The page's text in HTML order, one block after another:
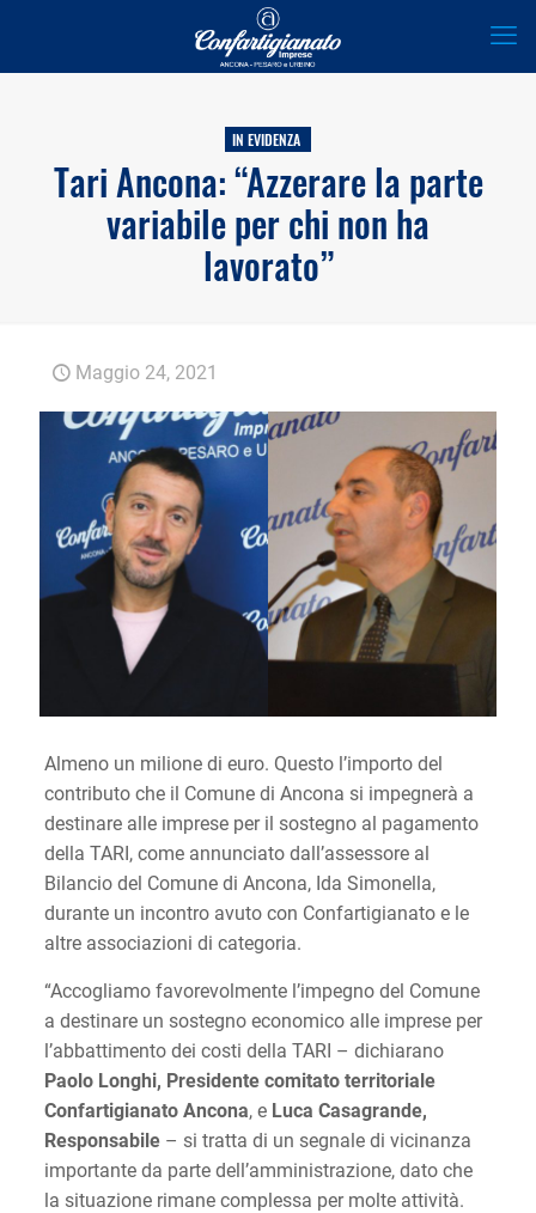
IN EVIDENZA
Tari Ancona: “Azzerare la parte
variabile per chi non ha
lavorato”
Maggio 24, 2021
Almeno un milione di euro. Questo l’importo del
contributo che il Comune di Ancona si impegnerà a
destinare alle imprese per il sostegno al pagamento
della TARI, come annunciato dall’assessore al
Bilancio del Comune di Ancona, Ida Simonella,
durante un incontro avuto con Confartigianato e le
altre associazioni di categoria.
“Accogliamo favorevolmente l’impegno del Comune
a destinare un sostegno economico alle imprese per
l’abbattimento dei costi della TARI – dichiarano
Paolo Longhi, Presidente comitato territoriale
Confartigianato Ancona, e Luca Casagrande,
Responsabile – si tratta di un segnale di vicinanza
importante da parte dell’amministrazione, dato che
la situazione rimane complessa per molte attività.